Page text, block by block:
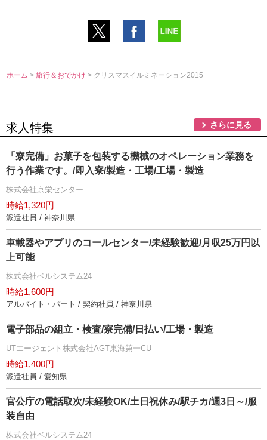
ホーム >旅行＆おでかけ> クリスマスイルミネーション2015
求人特集 さらに見る
「寮完備」お菓子を包装する機械のオペレーション業務を
行う作業です。/即入寮/製造・工場/工場・製造
株式会社京栄センター
時給1,320円
派遣社員 / 神奈川県
車載器やアプリのコールセンター/未経験歓迎/月収25万円以
上可能
株式会社ベルシステム24
時給1,600円
アルバイト・パート / 契約社員 / 神奈川県
電子部品の組立・検査/寮完備/日払い/工場・製造
UTエージェント株式会社AGT東海第一CU
時給1,400円
派遣社員 / 愛知県
官公庁の電話取次/未経験OK/土日祝休み/駅チカ/週3日～/服
装自由
株式会社ベルシステム24